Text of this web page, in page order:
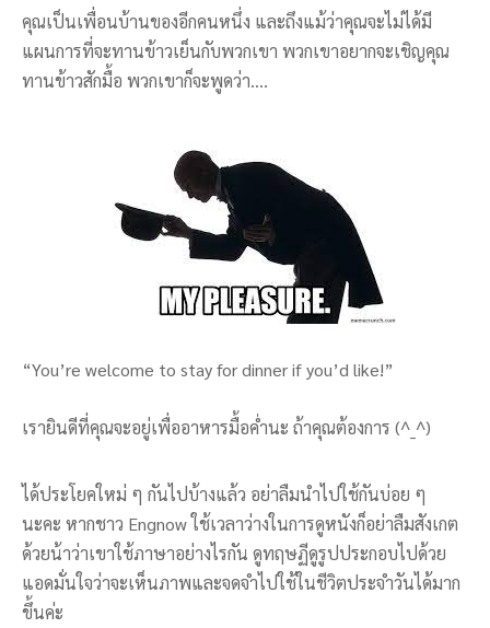
คุณเป็นเพื่อนบ้านของอีกคนหนึ่ง และถึงแม้ว่าคุณจะไม่ได้มี
แผนการที่จะทานข้าวเย็นกับพวกเขา พวกเขาอยากจะเชิญคุณ
ทานข้าวสักมื้อ พวกเขาก็จะพูดว่า….
“You’re welcome to stay for dinner if you’d like!”
เรายินดีที่คุณจะอยู่เพื่ออาหารมื้อค่ำนะ ถ้าคุณต้องการ (^_^)
ได้ประโยคใหม่ ๆ กันไปบ้างแล้ว อย่าลืมนำไปใช้กันบ่อย ๆ
นะคะ หากชาว Engnow ใช้เวลาว่างในการดูหนังก็อย่าลืมสังเกต
ด้วยน้าว่าเขาใช้ภาษาอย่างไรกัน ดูทฤษฏีดูรูปประกอบไปด้วย
แอดมั่นใจว่าจะเห็นภาพและจดจำไปใช้ในชีวิตประจำวันได้มาก
ขึ้นค่ะ